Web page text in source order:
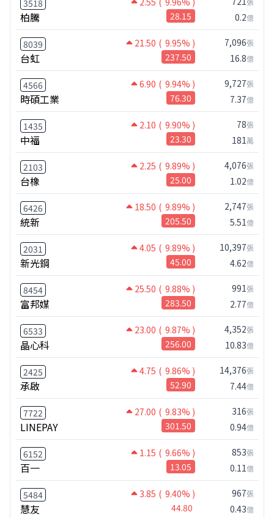
3518
柏騰 28.15 0.2億
8039 21.50 ( 9.95% )
台虹 237.50
7,096張
16.8億
4566 6.90 ( 9.94% )
時碩工業 76.30
9,727張
7.37億
1435 2.10 ( 9.90% )
中福 23.30
78張
181萬
2103 2.25 ( 9.89% )
台橡 25.00
4,076張
1.02億
6426 18.50 ( 9.89% )
統新 205.50
2,747張
5.51億
2031 4.05 ( 9.89% )
新光鋼 45.00
10,397張
4.62億
8454 25.50 ( 9.88% )
富邦媒 283.50
991張
2.77億
6533 23.00 ( 9.87% )
晶心科 256.00
4,352張
10.83億
2425 4.75 ( 9.86% )
承啟 52.90
14,376張
7.44億
7722 27.00 ( 9.83% )
LINEPAY 301.50
316張
0.94億
6152 1.15 ( 9.66% )
百一 13.05
853張
0.11億
5484 3.85 ( 9.40% )
慧友 44.80
967張
0.43億